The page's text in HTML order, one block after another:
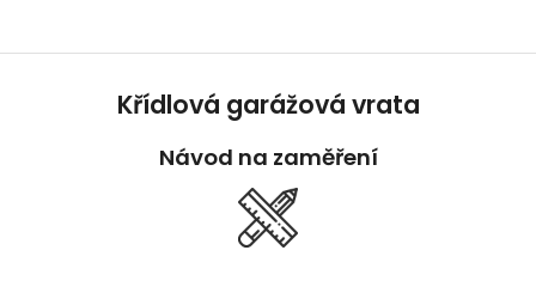
Křídlová garážová vrata
Návod na zaměření